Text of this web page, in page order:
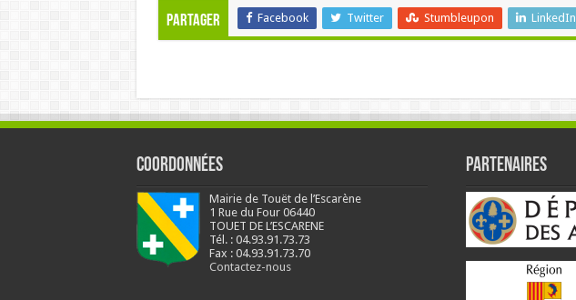
Partager Facebook Twitter Stumbleupon LinkedIn
Coordonnées
Mairie de Touët de l’Escarène
1 Rue du Four 06440
TOUET DE L’ESCARENE
Tél. : 04.93.91.73.73
Fax : 04.93.91.73.70
Contactez-nous
Partenaires